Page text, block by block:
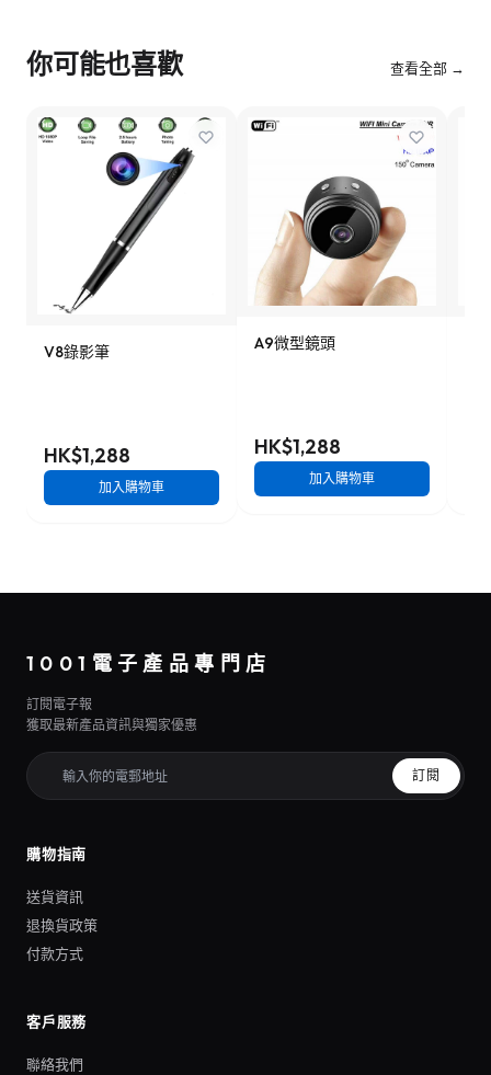
你可能也喜歡 查看全部 →
V8錄影筆
HK$1,288
加入購物車
A9微型鏡頭
HK$1,288
加入購物車
1001電子產品專門店
訂閱電子報
獲取最新產品資訊與獨家優惠
訂閱
購物指南
送貨資訊
退換貨政策
付款方式
客戶服務
聯絡我們